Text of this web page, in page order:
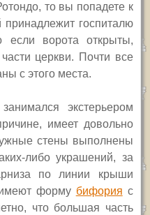
то вы попадете к
госпиталю
если ворота открыты,
церкви. Почти все
с этого места.
экстерьером
имеет довольно
стены выполнены
либо украшений, за
по линии крыши
форму бифория с
что большая часть